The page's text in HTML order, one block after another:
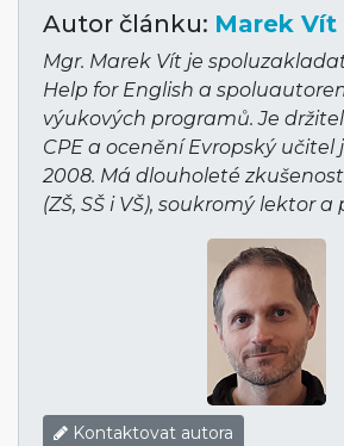
Autor článku: Marek Vít
Mgr. Marek Vít je
Help for English a
výukových programů. Je
CPE a ocenění Evropský učitel
2008. Má dlouholeté
(ZŠ, SŠ i VŠ), soukromý lektor
Kontaktovat autora